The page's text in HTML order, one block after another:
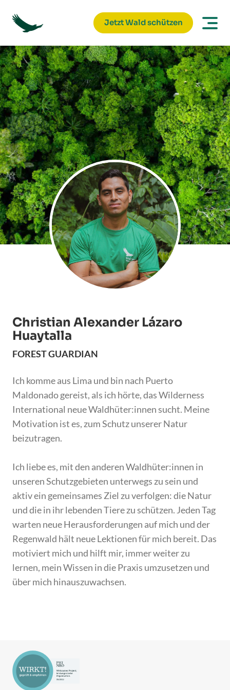
Jetzt Wald schützen
Christian Alexander Lázaro
Huaytalla
FOREST GUARDIAN
Ich komme aus Lima und bin nach Puerto
Maldonado gereist, als ich hörte, das Wilderness
International neue Waldhüter:innen sucht. Meine
Motivation ist es, zum Schutz unserer Natur
beizutragen.
Ich liebe es, mit den anderen Waldhüter:innen in
unseren Schutzgebieten unterwegs zu sein und
aktiv ein gemeinsames Ziel zu verfolgen: die Natur
und die in ihr lebenden Tiere zu schützen. Jeden Tag
warten neue Herausforderungen auf mich und der
Regenwald hält neue Lektionen für mich bereit. Das
motiviert mich und hilft mir, immer weiter zu
lernen, mein Wissen in die Praxis umzusetzen und
über mich hinauszuwachsen.